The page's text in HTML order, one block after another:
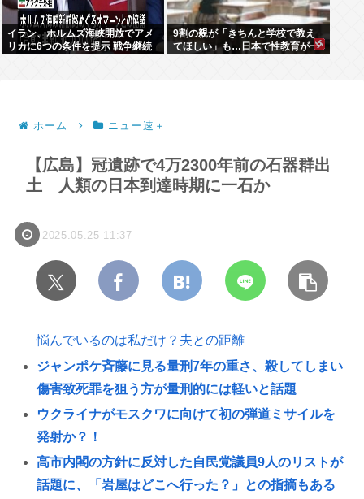
イラン、ホルムズ海峡開放でアメ
リカに6つの条件を提示 戦争継続
9割の親が「きちんと学校で教え
てほしい」も…日本で性教育が一
ホーム ニュー速＋
【広島】冠遺跡で4万2300年前の石器群出
土 人類の日本到達時期に一石か
2025.05.25 11:37
悩んでいるのは私だけ？夫との距離
ジャンポケ斉藤に見る量刑7年の重さ、殺してしまい
傷害致死罪を狙う方が量刑的には軽いと話題
ウクライナがモスクワに向けて初の弾道ミサイルを
発射か？！
高市内閣の方針に反対した自民党議員9人のリストが
話題に、「岩屋はどこへ行った？」との指摘もある